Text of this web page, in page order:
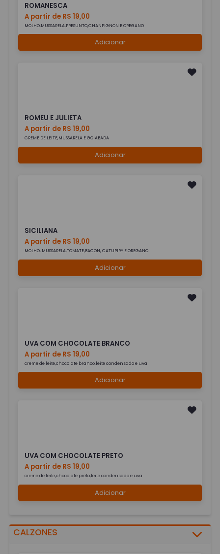
ROMANESCA
A partir de R$ 19,00
MOLHO,MUSSARELA,PRESUNTO,CHANPIGNON E OREGANO
Adicionar
ROMEU E JULIETA
A partir de R$ 19,00
CREME DE LEITE,MUSSARELA E GOIABADA
Adicionar
SICILIANA
A partir de R$ 19,00
MOLHO, MUSSARELA,TOMATE,BACON, CATUPIRY E OREGANO
Adicionar
UVA COM CHOCOLATE BRANCO
A partir de R$ 19,00
creme de leite,chocolate branco,leite condensado e uva
Adicionar
UVA COM CHOCOLATE PRETO
A partir de R$ 19,00
creme de leite,chocolate preto,leite condensado e uva
Adicionar
CALZONES